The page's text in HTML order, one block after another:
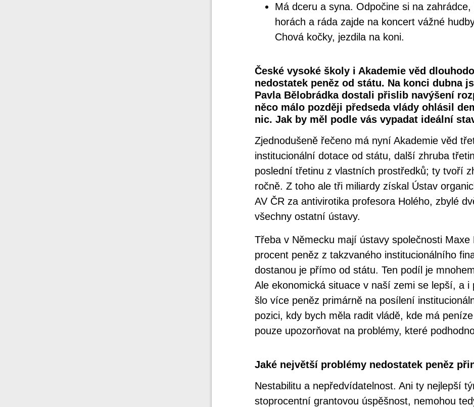
Má dceru a syna. Odpočine si na
horách a ráda zajde na koncert vážné
Chová kočky, jezdila na koni.
České vysoké školy i Akademie věd
nedostatek peněz od státu. Na konci dubna
Pavla Bělobrádka dostali přislib navýšení
něco málo později předseda vlády ohlásil
nic. Jak by měl podle vás vypadat ideální
Zjednodušeně řečeno má nyní Akademie věd
institucionální dotace od státu, další zhruba
poslední třetinu z vlastních prostředků; ty tvoří
ročně. Z toho ale tři miliardy získal Ústav
AV ČR za antivirotika profesora Holého, zbylé
všechny ostatní ústavy.
Třeba v Německu mají ústavy společnosti Maxe
procent peněz z takzvaného institucionálního
dostanou je přímo od státu. Ten podíl je
Ale ekonomická situace v naší zemi se lepší, a i
šlo více peněz primárně na posílení
pozici, kdy bych měla radit vládě, kde má
pouze upozorňovat na problémy, které
Jaké největší problémy nedostatek peněz
Nestabilitu a nepředvídatelnost. Ani ty nejlepší
stoprocentní grantovou úspěšnost, nemohou